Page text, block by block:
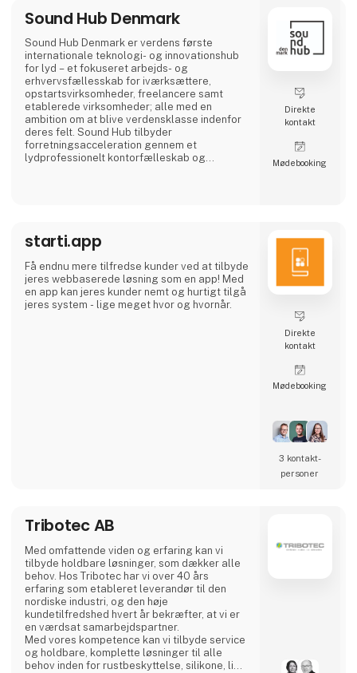
Sound Hub Denmark
Sound Hub Denmark er verdens første
internationale teknologi- og innovationshub
for lyd – et fokuseret arbejds- og
erhvervsfællesskab for iværksættere,
opstartsvirksomheder, freelancere samt
etablerede virksomheder; alle med en
ambition om at blive verdensklasse indenfor
deres felt. Sound Hub tilbyder
forretningsacceleration gennem et
lydprofessionelt kontorfælleskab og
supplerende kompetencer.
Direkte
kontakt
Møde­booking
starti.app
Få endnu mere tilfredse kunder ved at tilbyde
jeres webbaserede løsning som en app! Med
en app kan jeres kunder nemt og hurtigt tilgå
jeres system - lige meget hvor og hvornår.
Direkte
kontakt
Møde­booking
3 kontakt­
personer
Tribotec AB
Med omfattende viden og erfaring kan vi
tilbyde holdbare løsninger, som dækker alle
behov. Hos Tribotec har vi over 40 års
erfaring som etableret leverandør til den
nordiske industri, og den høje
kundetilfredshed hvert år bekræfter, at vi er
en værdsat samarbejdspartner.
Med vores kompetence kan vi tilbyde service
og holdbare, komplette løsninger til alle
behov inden for rustbeskyttelse, silikone, lim